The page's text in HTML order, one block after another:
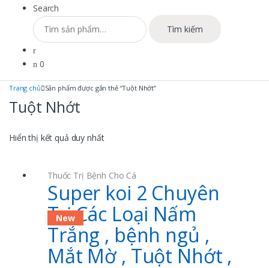
Search
Tìm
kiếm:
Tìm kiếm
0
Trang chủ Sản phẩm được gắn thẻ “Tuột Nhớt”
Tuột Nhớt
Hiển thị kết quả duy nhất
New
Thuốc Trị Bệnh Cho Cá
Super koi 2 Chuyên
Trị Các Loại Nấm
Trắng , bệnh ngủ ,
Mắt Mờ , Tuột Nhớt ,